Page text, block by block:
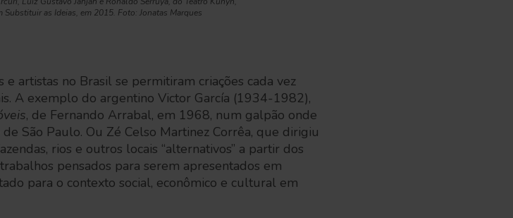
as Ideias, em 2015. Foto: Jonatas Marques
artistas no Brasil se permitiram criações cada vez
A exemplo do argentino Victor García (1934-1982),
, de Fernando Arrabal, em 1968, num galpão onde
São Paulo. Ou Zé Celso Martinez Corrêa, que dirigiu
rios e outros locais “alternativos” a partir dos
pensados para serem apresentados em
para o contexto social, econômico e cultural em